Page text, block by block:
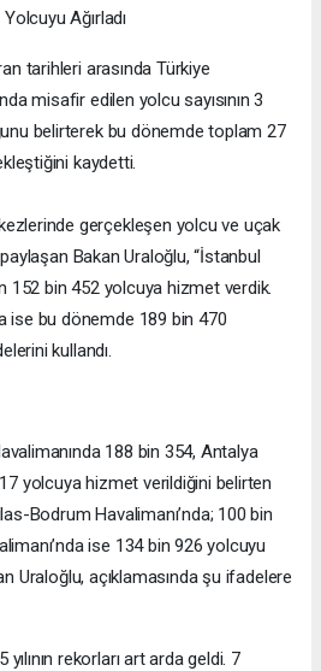
Ağırladı
tarihleri arasında Türkiye
misafir edilen yolcu sayısının 3
belirterek bu dönemde toplam 27
kaydetti.
gerçekleşen yolcu ve uçak
Bakan Uraloğlu, “İstanbul
152 bin 452 yolcuya hizmet verdik.
ise bu dönemde 189 bin 470
kullandı.
188 bin 354, Antalya
yolcuya hizmet verildiğini belirten
Bodrum Havalimanı’nda; 100 bin
ise 134 bin 926 yolcuyu
Uraloğlu, açıklamasında şu ifadelere
rekorları art arda geldi. 7